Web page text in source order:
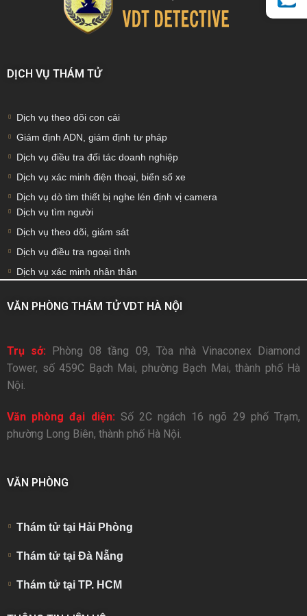
DỊCH VỤ THÁM TỬ
Dịch vụ theo dõi con cái
Giám định ADN, giám định tư pháp
Dịch vụ điều tra đối tác doanh nghiệp
Dịch vụ xác minh điện thoại, biển số xe
Dịch vụ dò tìm thiết bị nghe lén định vị camera
Dịch vụ tìm người
Dịch vụ theo dõi, giám sát
Dịch vụ điều tra ngoại tình
Dịch vụ xác minh nhân thân
VĂN PHÒNG THÁM TỬ VDT HÀ NỘI
Trụ sở: Phòng 08 tầng 09, Tòa nhà Vinaconex Diamond
Tower, số 459C Bạch Mai, phường Bạch Mai, thành phố Hà
Nội.
Văn phòng đại diện: Số 2C ngách 16 ngõ 29 phố Trạm,
phường Long Biên, thành phố Hà Nội.
VĂN PHÒNG
Thám tử tại Hải Phòng
Thám tử tại Đà Nẵng
Thám tử tại TP. HCM